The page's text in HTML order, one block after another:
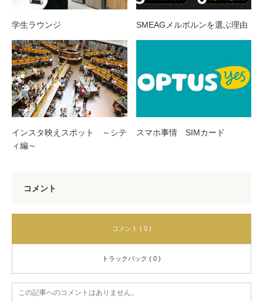
学生ラウンジ SMEAGメルボルンを選ぶ理由
インスタ映えスポット ～シテ
ィ編～
スマホ事情 SIMカード
コメント
コメント ( 0 )
トラックバック ( 0 )
この記事へのコメントはありません。